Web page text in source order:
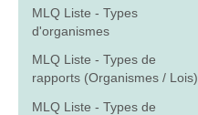
MLQ Liste - Types
d'organismes
MLQ Liste - Types de
rapports (Organismes / Lois)
MLQ Liste - Types de